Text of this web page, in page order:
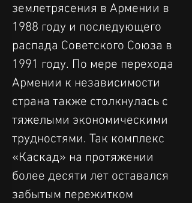
землетрясения в Армении в
1988 году и последующего
распада Советского Союза в
1991 году. По мере перехода
Армении к независимости
страна также столкнулась с
тяжелыми экономическими
трудностями. Так комплекс
«Каскад» на протяжении
более десяти лет оставался
забытым пережитком